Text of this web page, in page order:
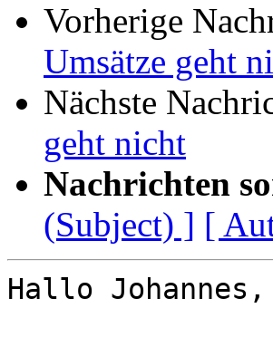
Vorherige
Umsätze geht
Nächste
geht nicht
Nachrichten
(Subject) ] [
Hallo Johannes,